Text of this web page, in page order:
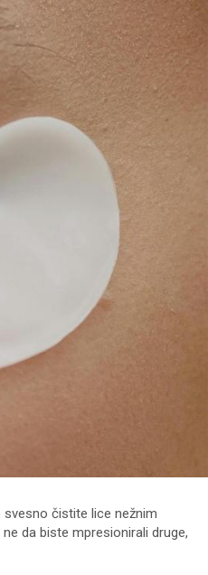
čistite lice nežnim
da biste mpresionirali druge,